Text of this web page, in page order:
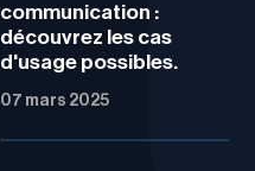
communication :
découvrez les cas
d'usage possibles.
07 mars 2025